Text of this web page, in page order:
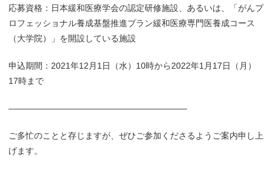
応募資格：日本緩和医療学会の認定研修施設、あるいは、「がんプ
ロフェッショナル養成基盤推進プラン緩和医療専門医養成コース
（大学院）」を開設している施設
申込期間：2021年12月1日（水）10時から2022年1月17日（月）
17時まで
—————————————————————
ご多忙のことと存じますが、ぜひご参加くださるようご案内申し上
げます。